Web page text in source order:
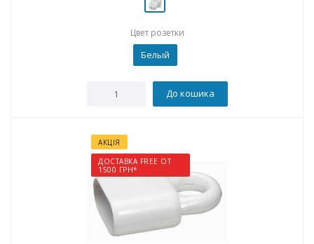
Цвет розетки
Белый
До кошика
АКЦІЯ
ДОСТАВКА FREE ОТ
1500 ГРН*